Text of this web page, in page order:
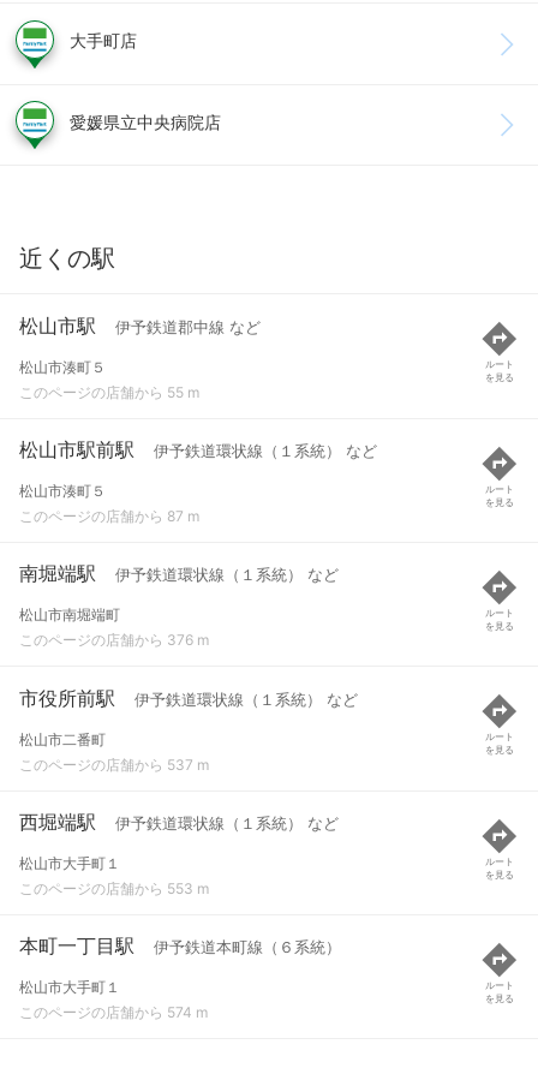
大手町店
愛媛県立中央病院店
近くの駅
松山市駅 伊予鉄道郡中線 など
松山市湊町５
このページの店舗から 55 m
ルート
を見る
松山市駅前駅 伊予鉄道環状線（１系統） など
松山市湊町５
このページの店舗から 87 m
ルート
を見る
南堀端駅 伊予鉄道環状線（１系統） など
松山市南堀端町
このページの店舗から 376 m
ルート
を見る
市役所前駅 伊予鉄道環状線（１系統） など
松山市二番町
このページの店舗から 537 m
ルート
を見る
西堀端駅 伊予鉄道環状線（１系統） など
松山市大手町１
このページの店舗から 553 m
ルート
を見る
本町一丁目駅 伊予鉄道本町線（６系統）
松山市大手町１
このページの店舗から 574 m
ルート
を見る